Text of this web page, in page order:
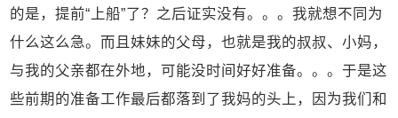
的是，提前“上船”了？之后证实没有。。。我就想不同为
什么这么急。而且妹妹的父母，也就是我的叔叔、小妈，
与我的父亲都在外地，可能没时间好好准备。。。于是这
些前期的准备工作最后都落到了我妈的头上，因为我们和